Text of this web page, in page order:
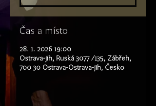
Čas a místo
28. 1. 2026 19:00
Ostrava-jih, Ruská 3077 /135, Zábřeh,
700 30 Ostrava-Ostrava-jih, Česko